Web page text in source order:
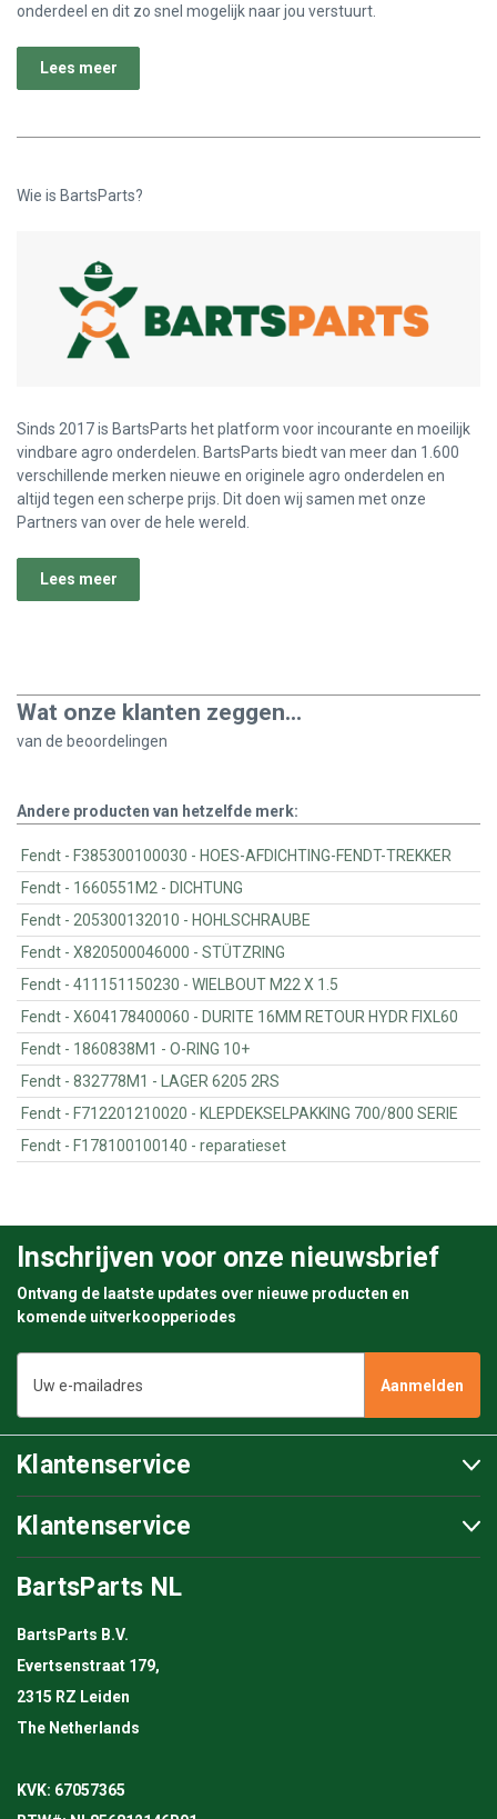
onderdeel en dit zo snel mogelijk naar jou verstuurt.
Lees meer
Wie is BartsParts?
Sinds 2017 is BartsParts het platform voor incourante en moeilijk
vindbare agro onderdelen. BartsParts biedt van meer dan 1.600
verschillende merken nieuwe en originele agro onderdelen en
altijd tegen een scherpe prijs. Dit doen wij samen met onze
Partners van over de hele wereld.
Lees meer
Wat onze klanten zeggen...
van de beoordelingen
Andere producten van hetzelfde merk:
Fendt - F385300100030 - HOES-AFDICHTING-FENDT-TREKKER
Fendt - 1660551M2 - DICHTUNG
Fendt - 205300132010 - HOHLSCHRAUBE
Fendt - X820500046000 - STÜTZRING
Fendt - 411151150230 - WIELBOUT M22 X 1.5
Fendt - X604178400060 - DURITE 16MM RETOUR HYDR FIXL60
Fendt - 1860838M1 - O-RING 10+
Fendt - 832778M1 - LAGER 6205 2RS
Fendt - F712201210020 - KLEPDEKSELPAKKING 700/800 SERIE
Fendt - F178100100140 - reparatieset
Inschrijven voor onze nieuwsbrief
Ontvang de laatste updates over nieuwe producten en
komende uitverkoopperiodes
mailadres
Klantenservice
Klantenservice
BartsParts NL
BartsParts B.V.
Evertsenstraat 179,
2315 RZ Leiden
The Netherlands
KVK: 67057365